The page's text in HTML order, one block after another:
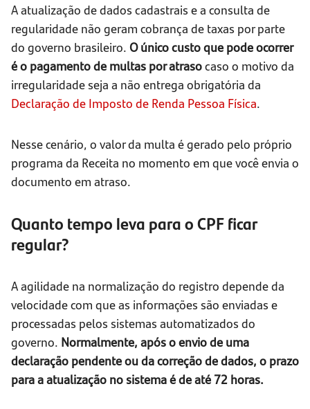
A atualização de dados cadastrais e a consulta de
regularidade não geram cobrança de taxas por parte
do governo brasileiro. O único custo que pode ocorrer
é o pagamento de multas por atrasocaso o motivo da
irregularidade seja a não entrega obrigatória da
Declaração de Imposto de Renda Pessoa Física.
Nesse cenário, o valor da multa é gerado pelo próprio
programa da Receita no momento em que você envia o
documento em atraso.
Quanto tempo leva para o CPF ficar
regular?
A agilidade na normalização do registro depende da
velocidade com que as informações são enviadas e
processadas pelos sistemas automatizados do
governo. Normalmente, após o envio de uma
declaração pendente ou da correção de dados, o prazo
para a atualização no sistema é de até 72 horas.